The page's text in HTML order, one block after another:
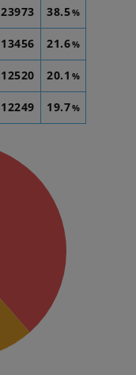
23973 38.5%
13456 21.6%
12520 20.1 %
12249 19.7%